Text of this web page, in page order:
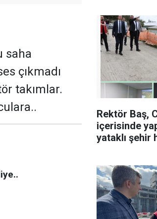
saha
çıkmadı
takımlar.
Rektör Baş,
içerisinde
yataklı şehir